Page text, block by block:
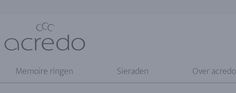
Memoire ringen Sieraden Over acredo